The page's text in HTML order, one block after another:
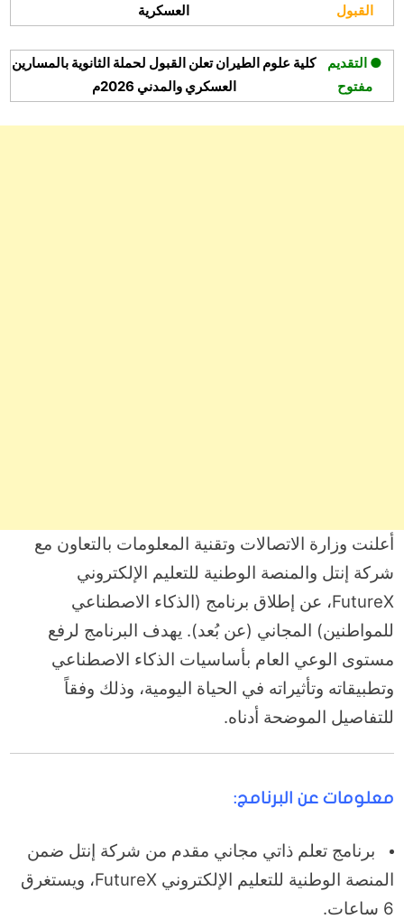
القبول
العسكرية
● التقديم
مفتوح
كلية علوم الطيران تعلن القبول لحملة الثانوية بالمسارين
العسكري والمدني 2026م
أعلنت وزارة الاتصالات وتقنية المعلومات بالتعاون مع
شركة إنتل والمنصة الوطنية للتعليم الإلكتروني
FutureX، عن إطلاق برنامج (الذكاء الاصطناعي
للمواطنين) المجاني (عن بُعد). يهدف البرنامج لرفع
مستوى الوعي العام بأساسيات الذكاء الاصطناعي
وتطبيقاته وتأثيراته في الحياة اليومية، وذلك وفقاً
للتفاصيل الموضحة أدناه.
معلومات عن البرنامج:
برنامج تعلم ذاتي مجاني مقدم من شركة إنتل ضمن
المنصة الوطنية للتعليم الإلكتروني FutureX، ويستغرق
6 ساعات.